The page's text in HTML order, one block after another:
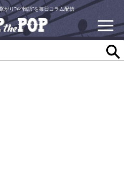
がり”や“物語”を毎日コラム配信